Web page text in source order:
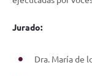
Jurado:
Dra. María de